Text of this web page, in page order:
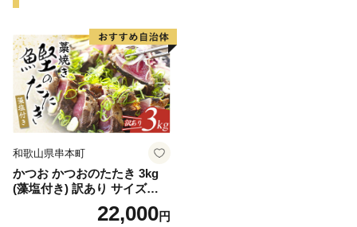
和歌山県串本町
かつお かつおのたたき 3kg
(藻塩付き) 訳あり サイズふぞ
ろい 焼きが命！ 藁焼き / 鰹
かつお カツオのたたき 鰹の
22,000円